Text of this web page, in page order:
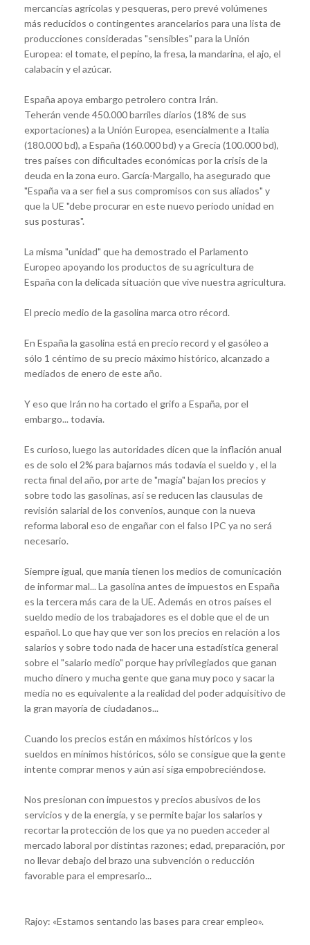
mercancías agrícolas y pesqueras, pero prevé volúmenes
más reducidos o contingentes arancelarios para una lista de
producciones consideradas "sensibles" para la Unión
Europea: el tomate, el pepino, la fresa, la mandarina, el ajo, el
calabacín y el azúcar.
España apoya embargo petrolero contra Irán.
Teherán vende 450.000 barriles diarios (18% de sus
exportaciones) a la Unión Europea, esencialmente a Italia
(180.000 bd), a España (160.000 bd) y a Grecia (100.000 bd),
tres países con dificultades económicas por la crisis de la
deuda en la zona euro. García-Margallo, ha asegurado que
"España va a ser fiel a sus compromisos con sus aliados" y
que la UE "debe procurar en este nuevo periodo unidad en
sus posturas".
La misma "unidad" que ha demostrado el Parlamento
Europeo apoyando los productos de su agricultura de
España con la delicada situación que vive nuestra agricultura.
El precio medio de la gasolina marca otro récord.
En España la gasolina está en precio record y el gasóleo a
sólo 1 céntimo de su precio máximo histórico, alcanzado a
mediados de enero de este año.
Y eso que Irán no ha cortado el grifo a España, por el
embargo... todavía.
Es curioso, luego las autoridades dicen que la inflación anual
es de solo el 2% para bajarnos más todavía el sueldo y , el la
recta final del año, por arte de "magia" bajan los precios y
sobre todo las gasolinas, así se reducen las clausulas de
revisión salarial de los convenios, aunque con la nueva
reforma laboral eso de engañar con el falso IPC ya no será
necesario.
Siempre igual, que manía tienen los medios de comunicación
de informar mal... La gasolina antes de impuestos en España
es la tercera más cara de la UE. Además en otros países el
sueldo medio de los trabajadores es el doble que el de un
español. Lo que hay que ver son los precios en relación a los
salarios y sobre todo nada de hacer una estadística general
sobre el "salario medio" porque hay privilegiados que ganan
mucho dinero y mucha gente que gana muy poco y sacar la
media no es equivalente a la realidad del poder adquisitivo de
la gran mayoría de ciudadanos...
Cuando los precios están en máximos históricos y los
sueldos en mínimos históricos, sólo se consigue que la gente
intente comprar menos y aún así siga empobreciéndose.
Nos presionan con impuestos y precios abusivos de los
servicios y de la energía, y se permite bajar los salarios y
recortar la protección de los que ya no pueden acceder al
mercado laboral por distintas razones; edad, preparación, por
no llevar debajo del brazo una subvención o reducción
favorable para el empresario...
Rajoy: «Estamos sentando las bases para crear empleo».